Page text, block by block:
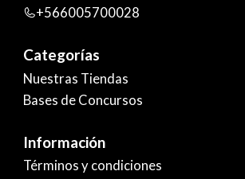
+566005700028
Categorías
Nuestras Tiendas
Bases de Concursos
Información
Términos y condiciones